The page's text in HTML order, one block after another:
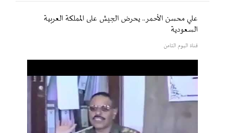
علي محسن الأحمر.. يحرض الجيش على المملكة العربية
السعودية
قناة اليوم الثامن